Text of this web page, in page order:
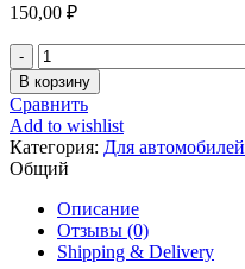
150,00 ₽
Количество
товара
Ручка
открывания
капота
Renault
Clio
2
Renault
CapturEspace
В корзину
Сравнить
Add to wishlist
Категория: Для автомобилей
Общий
Описание
Отзывы (0)
Shipping & Delivery